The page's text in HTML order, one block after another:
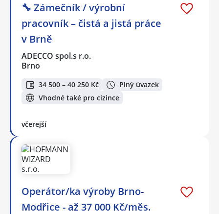
🔧 Zámečník / výrobní
pracovník – čistá a jistá práce
v Brně
ADECCO spol.s r.o.
Brno
34 500 – 40 250 Kč
Plný úvazek
Vhodné také pro cizince
včerejší
Operátor/ka výroby Brno-
Modřice - až 37 000 Kč/měs.